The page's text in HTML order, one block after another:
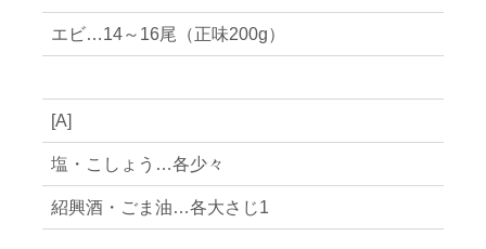
エビ…14～16尾（正味200g）
[A]
塩・こしょう…各少々
紹興酒・ごま油…各大さじ1